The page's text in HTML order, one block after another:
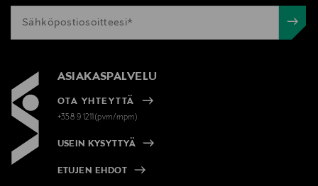
ASIAKASPALVELU
OTA YHTEYTTÄ
+358 9 1211(pvm/mpm)
USEIN KYSYTTYÄ
ETUJEN EHDOT